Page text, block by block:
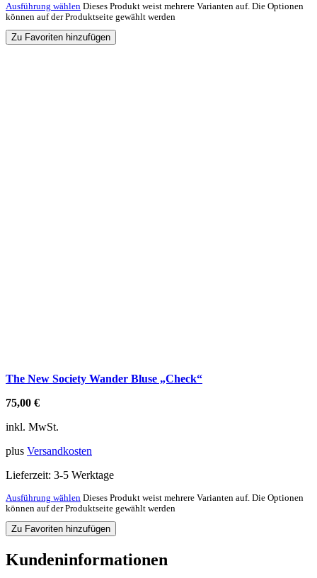
Ausführung wählen Dieses Produkt weist mehrere Varianten auf. Die Optionen
können auf der Produktseite gewählt werden
Zu Favoriten hinzufügen
The New Society Wander Bluse „Check“
75,00 €
inkl. MwSt.
plus Versandkosten
Lieferzeit: 3-5 Werktage
Ausführung wählen Dieses Produkt weist mehrere Varianten auf. Die Optionen
können auf der Produktseite gewählt werden
Zu Favoriten hinzufügen
Kundeninformationen